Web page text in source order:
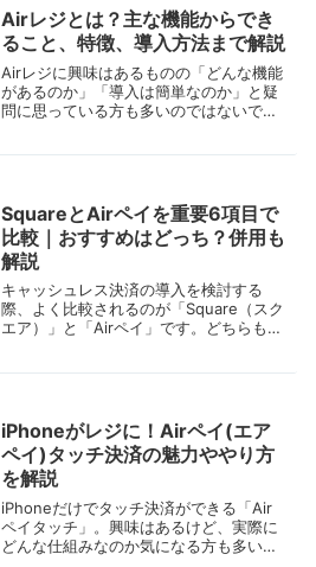
は、Airレジのリアルな口コミをもとに評
判を解説し、メリット・デメリットやど
のような人におすすめかについてもご紹
介します。導入を迷っている方は、自店
舗に適しているか判断する際の参考にし
てください。
Airレジとは？主な機能からでき
ること、特徴、導入方法まで解説
Airレジに興味はあるものの「どんな機能
があるのか」「導入は簡単なのか」と疑
問に思っている方も多いのではないでし
は不要で、売上管理や顧客管理、会計処
理などの機能を備えており、幅広い業種
で導入されています。レジ業務を効率化
しながら、コストを抑えたPOSレジを導
入したい方にとって、Airレジは有力な選
択肢となるでしょう。この記事では、Air
レジの基本情報や主な機能、具体的な導
入手順について解説します。Airレジの導
ください。
SquareとAirペイを重要6項目で
比較｜おすすめはどっち？併用も
解説
キャッシュレス決済の導入を検討する
際、よく比較されるのが「Square（スク
エア）」と「Airペイ」です。どちらも初
に見えても、長く使ううちにコストや運
用面で差が出てくることも。そのため、
自社の業態やニーズに合ったサービスを
選ぶことが大切です。この記事では、Sq
uareとAirペイで特に重要な6つの項目を
比較し、解説します。それぞれのメリッ
トや、どんな方におすすめなのかも紹介
していますので、導入を検討中の方はぜ
iPhoneがレジに！Airペイ(エア
ペイ)タッチ決済の魅力ややり方
を解説
iPhoneだけでタッチ決済ができる「Air
ペイタッチ」。興味はあるけど、実際に
どんな仕組みなのか気になる方も多いの